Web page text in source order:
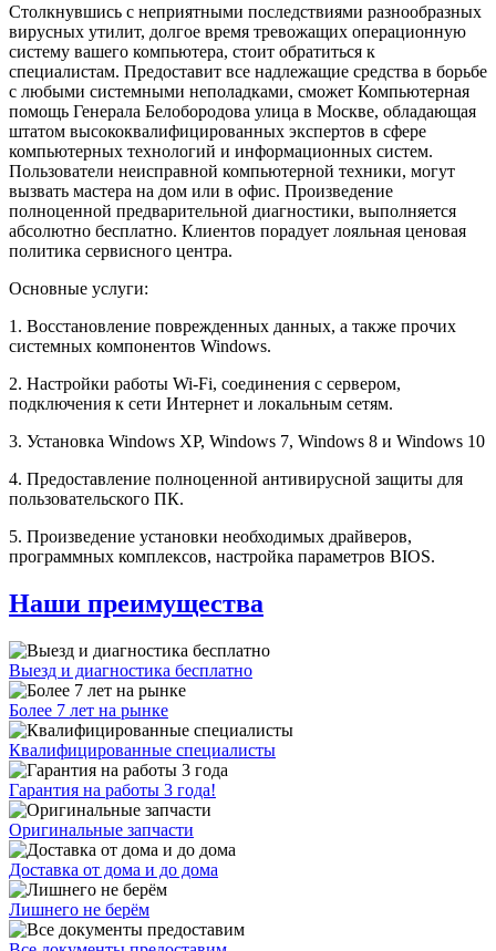
Столкнувшись с неприятными последствиями разнообразных
вирусных утилит, долгое время тревожащих операционную
систему вашего компьютера, стоит обратиться к
специалистам. Предоставит все надлежащие средства в борьбе
с любыми системными неполадками, сможет Компьютерная
помощь Генерала Белобородова улица в Москве, обладающая
штатом высококвалифицированных экспертов в сфере
компьютерных технологий и информационных систем.
Пользователи неисправной компьютерной техники, могут
вызвать мастера на дом или в офис. Произведение
полноценной предварительной диагностики, выполняется
абсолютно бесплатно. Клиентов порадует лояльная ценовая
политика сервисного центра.
Основные услуги:
1. Восстановление поврежденных данных, а также прочих
системных компонентов Windows.
2. Настройки работы Wi-Fi, соединения с сервером,
подключения к сети Интернет и локальным сетям.
3. Установка Windows XP, Windows 7, Windows 8 и Windows 10
4. Предоставление полноценной антивирусной защиты для
пользовательского ПК.
5. Произведение установки необходимых драйверов,
программных комплексов, настройка параметров BIOS.
Наши преимущества
Выезд и диагностика бесплатно
Более 7 лет на рынке
Квалифицированные специалисты
Гарантия на работы 3 года!
Оригинальные запчасти
Доставка от дома и до дома
Лишнего не берём